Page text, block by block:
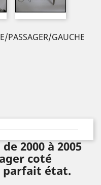
PASSAGER/GAUCHE
2000 à 2005
coté
parfait état.